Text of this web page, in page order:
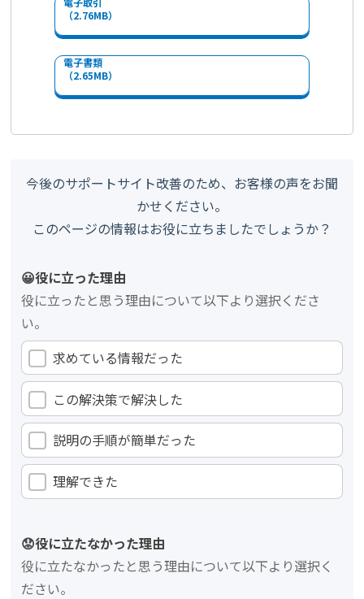
（2.76MB）
電子書類
（2.65MB）
今後のサポートサイト改善のため、お客様の声をお聞
かせください。
このページの情報はお役に立ちましたでしょうか？
😀役に立った理由
役に立ったと思う理由について以下より選択くださ
い。
求めている情報だった
この解決策で解決した
説明の手順が簡単だった
理解できた
😟役に立たなかった理由
役に立たなかったと思う理由について以下より選択く
ださい。